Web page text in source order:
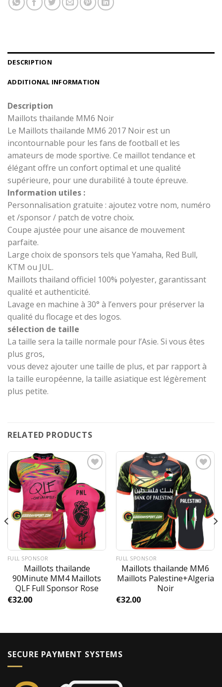
DESCRIPTION
ADDITIONAL INFORMATION
Description
Maillots thailande MM6 Noir
Le Maillots thailande MM6 2017 Noir est un
incontournable pour les fans de football et les
amateurs de mode sportive. Ce maillot tendance et
élégant offre un confort optimal et une qualité
supérieure, pour une durabilité à toute épreuve.
Information utiles :
Personnalisation gratuite : ajoutez votre nom, numéro
et /sponsor / patch de votre choix.
Coupe ajustée pour une aisance de mouvement
parfaite.
Large choix de sponsors tels que Yamaha, Red Bull,
KTM ou JUL.
Maillots thailand officiel 100% polyester, garantissant
qualité et authenticité.
Lavage en machine à 30° à l’envers pour préserver la
qualité du flocage et des logos.
sélection de taille
La taille sera la taille normale pour l’Asie. Si vous êtes
plus gros,
vous devez ajouter une taille de plus, et par rapport à
la taille européenne, la taille asiatique est légèrement
plus petite.
RELATED PRODUCTS
FULL SPONSOR
Maillots thailande
90Minute MM4 Maillots
QLF Full Sponsor Rose
€32.00
FULL SPONSOR
Maillots thailande MM6
Maillots Palestine+Algeria
Noir
€32.00
SECURE PAYMENT SYSTEMS